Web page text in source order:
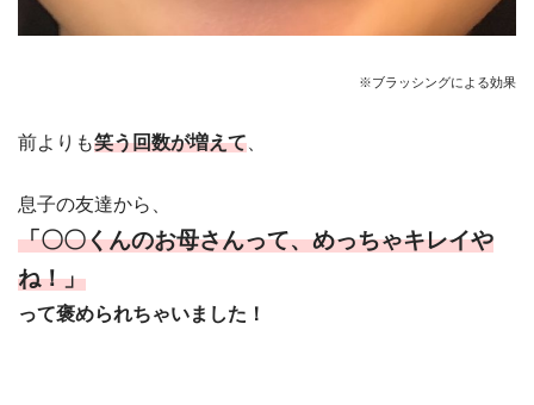
※ブラッシングによる効果
前よりも笑う回数が増えて
息子の友達から、
「〇〇くんのお母さんって、めっちゃキレイや
ね！」
って褒められちゃいました！